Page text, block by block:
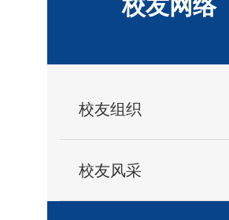
校友网络
校友组织
校友风采